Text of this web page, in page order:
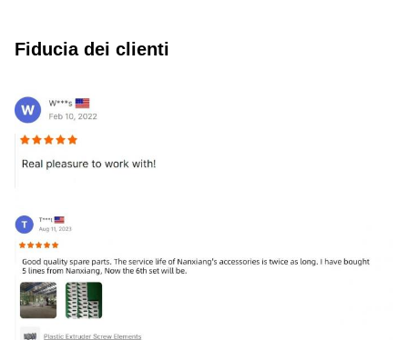
Fiducia dei clienti